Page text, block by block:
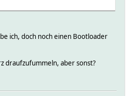
ich, doch noch einen Bootloader
draufzufummeln, aber sonst?